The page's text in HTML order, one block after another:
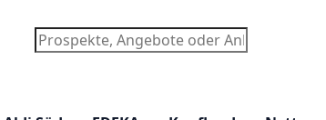
Suchen